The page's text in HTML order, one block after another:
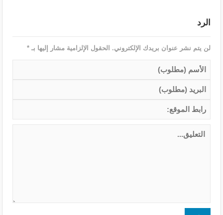
الرد
لن يتم نشر عنوان بريدك الإلكتروني. الحقول الإلزامية مشار إليها بـ*